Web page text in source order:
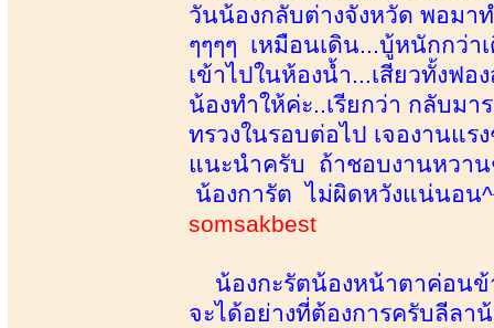
วันน้องกลับต่างจังหวัด พอมา
ๆๆๆๆ เหมือนเดิน...บู้หนักกว่
เข้าไปในห้องน้ำ...เสียวทั้งฟ
น้องทำให้ค่ะ..เรียกว่า กลับม
ทรวงในรอบต่อไป เจองานแ
แนะนำครับ ถ้าชอบงานหวา
น้องการัต ไม่ผิดหวังแน่นอน
somsakbest
น้องกะรัตน้องหน้าตาค่อนข้
จะได้อย่างที่ต้องการครับลีล